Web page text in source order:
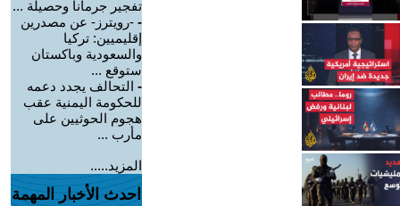
تفجير جرمانا وحصيلة ...
- -رويترز- عن مصدرين
إقليميين: تركيا
والسعودية وباكستان
ستوقع ...
- التحالف يجدد دعمه
للحكومة اليمنية عقب
هجوم الحوثيين على
مأرب ...
المزيد.....
احدث الأخبار المهمة